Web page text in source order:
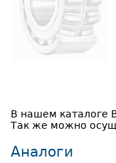
В нашем каталоге
Так же можно
Аналоги